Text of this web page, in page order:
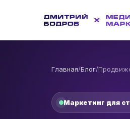
Главная/Блог/
Маркетинг для